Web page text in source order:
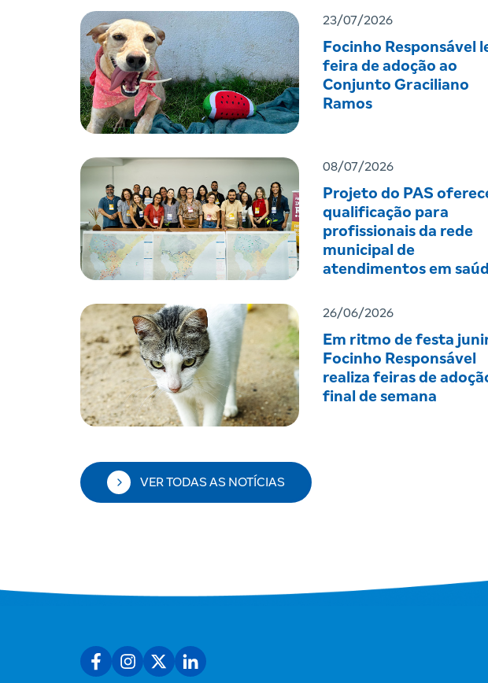
23/07/2026
Focinho Responsável
feira de adoção ao
Conjunto Graciliano
Ramos
08/07/2026
Projeto do PAS
qualificação para
profissionais da rede
municipal de
atendimentos em
26/06/2026
Em ritmo de festa
Focinho Responsável
realiza feiras de
final de semana
VER TODAS AS NOTÍCIAS